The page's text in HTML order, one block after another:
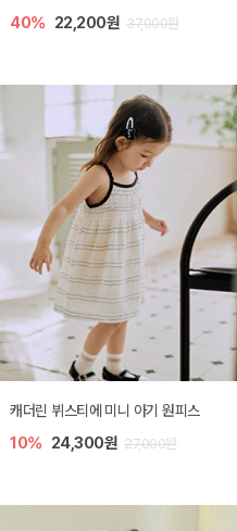
40% 22,200원 37,000원
캐더린 뷔스티에 미니 아기 원피스
10% 24,300원 27,000원